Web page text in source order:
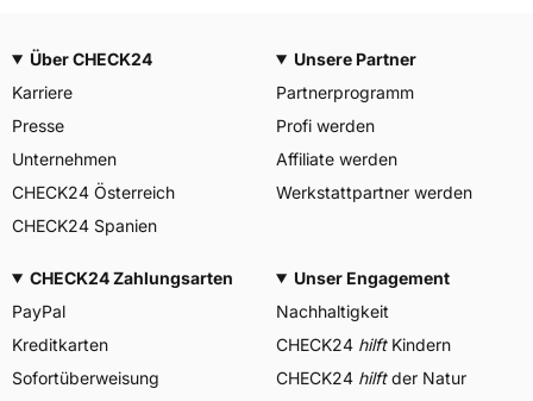
Über CHECK24
Karriere
Presse
Unternehmen
CHECK24 Österreich
CHECK24 Spanien
Unsere Partner
Partnerprogramm
Profi werden
Affiliate werden
Werkstattpartner werden
CHECK24 Zahlungsarten
PayPal
Kreditkarten
Sofortüberweisung
Unser Engagement
Nachhaltigkeit
CHECK24 hilftKindern
CHECK24 hilftder Natur